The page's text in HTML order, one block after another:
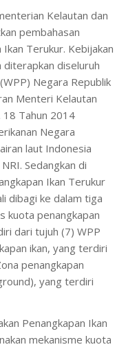
Kelautan dan
pembahasan
Terukur. Kebijakan
diterapkan diseluruh
Negara Republik
Menteri Kelautan
18 Tahun 2014
Negara
laut Indonesia
Sedangkan di
Ikan Terukur
dibagi ke dalam tiga
kuota penangkapan
dari tujuh (7) WPP
ikan, yang terdiri
penangkapan
yang terdiri
Penangkapan Ikan
mekanisme kuota